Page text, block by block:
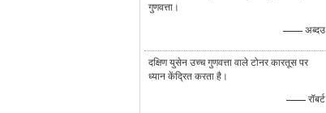
गुणवत्ता।
—— अब्दउ
दक्षिण युसेन उच्च गुणवत्ता वाले टोनर कारतूस पर
ध्यान केंद्रित करता है।
—— रॉबर्ट